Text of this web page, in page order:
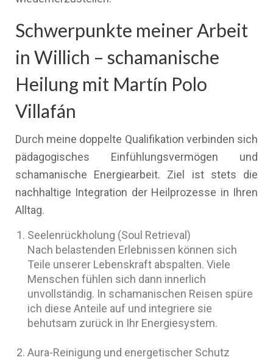
Schwerpunkte meiner Arbeit
in Willich – schamanische
Heilung mit Martín Polo
Villafán
Durch meine doppelte Qualifikation verbinden sich
pädagogisches Einfühlungsvermögen und
schamanische Energiearbeit. Ziel ist stets die
nachhaltige Integration der Heilprozesse in Ihren
Alltag.
Seelenrückholung (Soul Retrieval)
Nach belastenden Erlebnissen können sich
Teile unserer Lebenskraft abspalten. Viele
Menschen fühlen sich dann innerlich
unvollständig. In schamanischen Reisen spüre
ich diese Anteile auf und integriere sie
behutsam zurück in Ihr Energiesystem.
Aura-Reinigung und energetischer Schutz